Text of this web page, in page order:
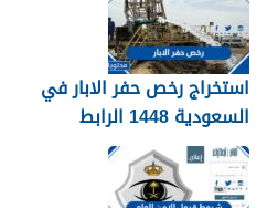
استخراج رخص حفر الابار في
السعودية 1448 الرابط
والشروط بالتفصيل